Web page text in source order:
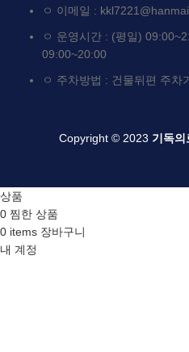
ㅇ 이메일 :
ㅇ 운영시간 : (평일)
09:00~20:00
ㅇ 주차방법 : 건물뒤편 주차
Copyright © 2023 기독의
상품
0 찜한 상품
0 items 장바구니
내 계정